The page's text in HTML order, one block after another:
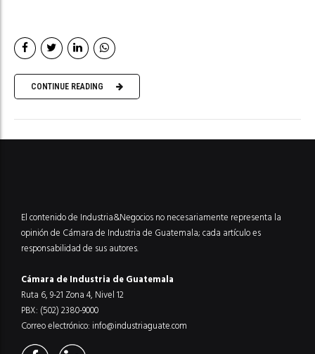
CONTINUE READING
El contenido de Industria&Negocios no necesariamente representa la
opinión de Cámara de Industria de Guatemala; cada artículo es
responsabilidad de sus autores.
Cámara de Industria de Guatemala
Ruta 6, 9-21 Zona 4, Nivel 12
PBX: (502) 2380-9000
Correo electrónico: info@industriaguate.com